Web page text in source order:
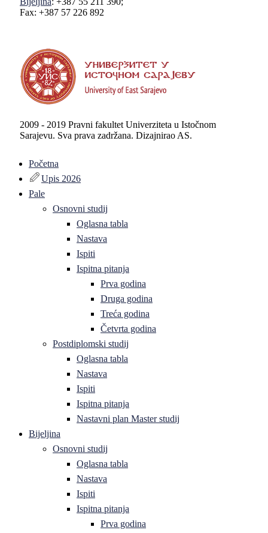
Fax: +387 57 226 892
2009 - 2019 Pravni fakultet Univerziteta u Istočnom
Sarajevu. Sva prava zadržana. Dizajnirao AS.
Početna
Upis 2026
Pale
Osnovni studij
Oglasna tabla
Nastava
Ispiti
Ispitna pitanja
Prva godina
Druga godina
Treća godina
Četvrta godina
Postdiplomski studij
Oglasna tabla
Nastava
Ispiti
Ispitna pitanja
Nastavni plan Master studij
Bijeljina
Osnovni studij
Oglasna tabla
Nastava
Ispiti
Ispitna pitanja
Prva godina